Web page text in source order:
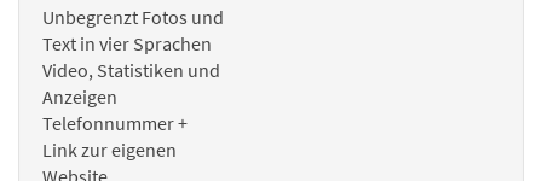
Unbegrenzt Fotos und
Text in vier Sprachen
Video, Statistiken und
Anzeigen
Telefonnummer +
Link zur eigenen
Website